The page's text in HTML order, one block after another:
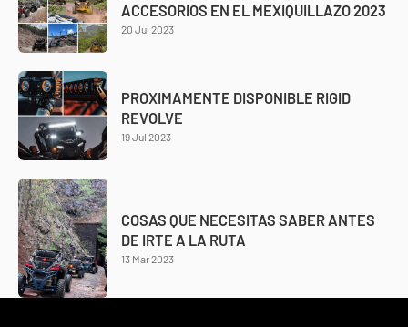
ACCESORIOS EN EL MEXIQUILLAZO 2023
20 Jul 2023
PROXIMAMENTE DISPONIBLE RIGID
REVOLVE
19 Jul 2023
COSAS QUE NECESITAS SABER ANTES
DE IRTE A LA RUTA
13 Mar 2023